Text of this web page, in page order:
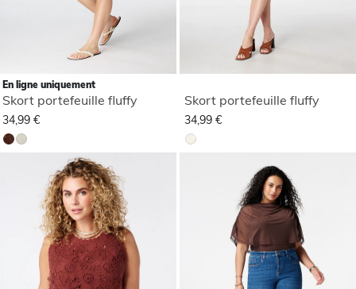
En ligne uniquement
Skort portefeuille fluffy
34,99 €
Skort portefeuille fluffy
34,99 €